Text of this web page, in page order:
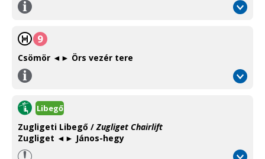
Információ
Information
9
Csömör ◄► Örs vezér tere
Információ
Information
Libegő
Zugligeti Libegő / Zugliget Chairlift
Zugliget ◄► János-hegy